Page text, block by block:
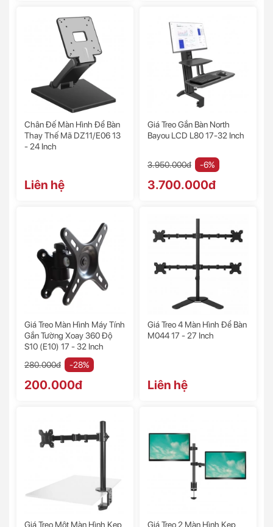
Chân Đế Màn Hình Để Bàn
Thay Thế Mã DZ11/E06 13
- 24 Inch
Liên hệ
Giá Treo Gắn Bàn North
Bayou LCD L80 17-32 Inch
3.950.000đ -6%
3.700.000đ
Giá Treo Màn Hình Máy Tính
Gắn Tường Xoay 360 Độ
S10 (E10) 17 - 32 Inch
280.000đ
-28%
200.000đ
Giá Treo 4 Màn Hình Để Bàn
M044 17 - 27 Inch
Liên hệ
Giá Treo Một Màn Hình Kẹp Giá Treo 2 Màn Hình Kẹp